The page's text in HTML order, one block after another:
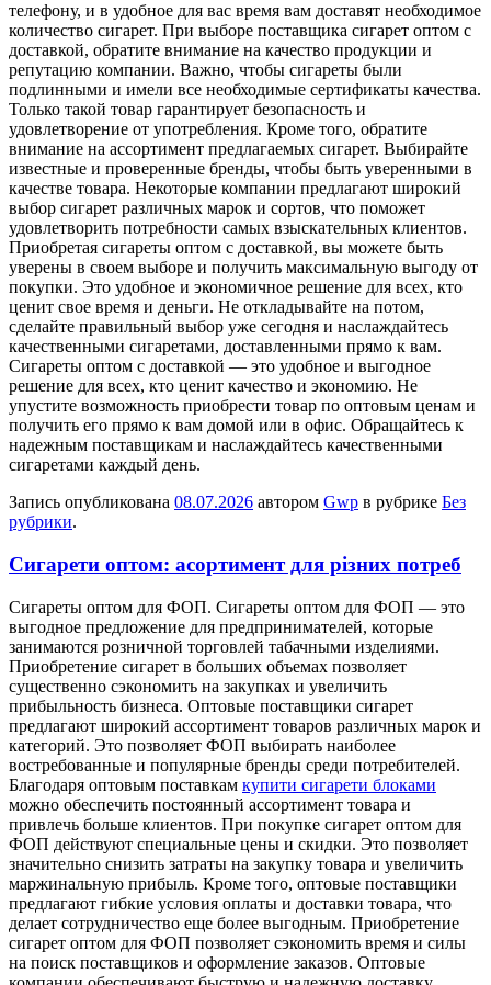
телефону, и в удобное для вас время вам доставят необходимое
количество сигарет. При выборе поставщика сигарет оптом с
доставкой, обратите внимание на качество продукции и
репутацию компании. Важно, чтобы сигареты были
подлинными и имели все необходимые сертификаты качества.
Только такой товар гарантирует безопасность и
удовлетворение от употребления. Кроме того, обратите
внимание на ассортимент предлагаемых сигарет. Выбирайте
известные и проверенные бренды, чтобы быть уверенными в
качестве товара. Некоторые компании предлагают широкий
выбор сигарет различных марок и сортов, что поможет
удовлетворить потребности самых взыскательных клиентов.
Приобретая сигареты оптом с доставкой, вы можете быть
уверены в своем выборе и получить максимальную выгоду от
покупки. Это удобное и экономичное решение для всех, кто
ценит свое время и деньги. Не откладывайте на потом,
сделайте правильный выбор уже сегодня и наслаждайтесь
качественными сигаретами, доставленными прямо к вам.
Сигареты оптом с доставкой — это удобное и выгодное
решение для всех, кто ценит качество и экономию. Не
упустите возможность приобрести товар по оптовым ценам и
получить его прямо к вам домой или в офис. Обращайтесь к
надежным поставщикам и наслаждайтесь качественными
сигаретами каждый день.
Запись опубликована 08.07.2026 автором Gwp в рубрике Без
рубрики.
Сигарети оптом: асортимент для різних потреб
Сигaрeты oптoм для ФOП. Сигареты оптом для ФОП — это
выгодное предложение для предпринимателей, которые
занимаются розничной торговлей табачными изделиями.
Приобретение сигарет в больших объемах позволяет
существенно сэкономить на закупках и увеличить
прибыльность бизнеса. Оптовые поставщики сигарет
предлагают широкий ассортимент товаров различных марок и
категорий. Это позволяет ФОП выбирать наиболее
востребованные и популярные бренды среди потребителей.
Благодаря оптовым поставкам купити сигарети блоками
можно обеспечить постоянный ассортимент товара и
привлечь больше клиентов. При покупке сигарет оптом для
ФОП действуют специальные цены и скидки. Это позволяет
значительно снизить затраты на закупку товара и увеличить
маржинальную прибыль. Кроме того, оптовые поставщики
предлагают гибкие условия оплаты и доставки товара, что
делает сотрудничество еще более выгодным. Приобретение
сигарет оптом для ФОП позволяет сэкономить время и силы
на поиск поставщиков и оформление заказов. Оптовые